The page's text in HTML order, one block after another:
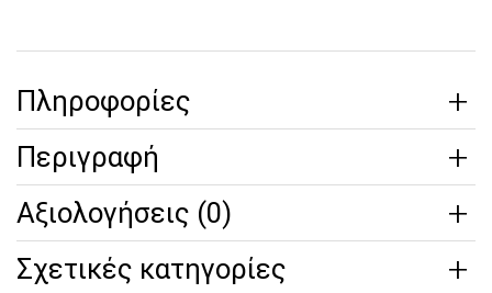
Πληροφορίες
Περιγραφή
Αξιολογήσεις (0)
Σχετικές κατηγορίες